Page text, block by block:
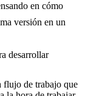
en cómo
versión en un
desarrollar
flujo de trabajo que